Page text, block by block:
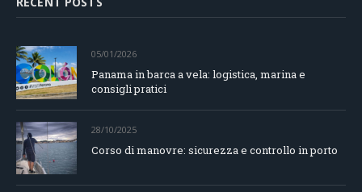
05/01/2026
Panama in barca a vela: logistica, marina e
consigli pratici
28/10/2025
Corso di manovre: sicurezza e controllo in porto